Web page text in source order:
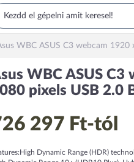
WBC ASUS C3 webcam 1920
WBC ASUS C3
pixels USB 2.0
297 Ft-tól
Dynamic Range (HDR)